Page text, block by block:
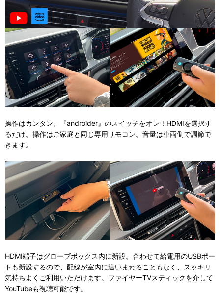
操作はカンタン。『androider』のスイッチをオン！HDMIを選択す
るだけ。操作はご家庭と同じ専用リモコン。音量は車両側で調節で
きます。
HDMI端子はグローブボックス内に新設。合わせて給電用のUSBポー
トも新設するので、配線が室内に這いまわることもなく、スッキリ
気持ちよくご利用いただけます。ファイヤーTVスティックを介して
YouTubeも視聴可能です。